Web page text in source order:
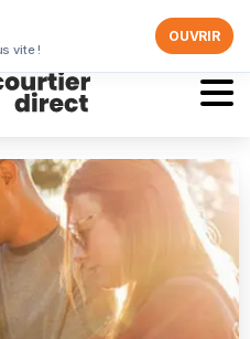
vite !
OUVRIR